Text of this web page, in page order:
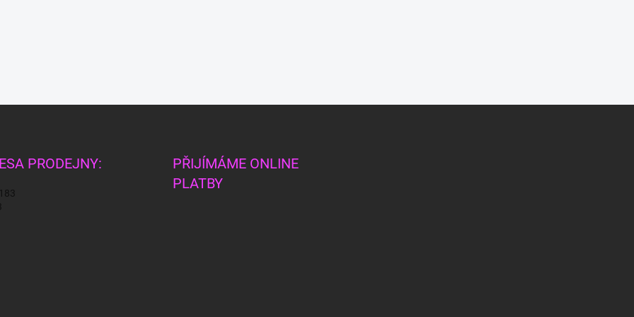
PRODEJNY:
PŘIJÍMÁME ONLINE
PLATBY